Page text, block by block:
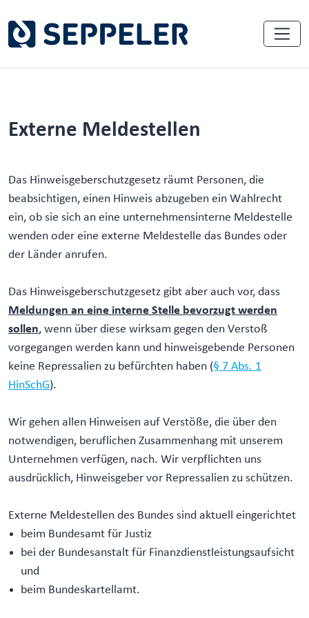
Externe Meldestellen
Das Hinweisgeberschutzgesetz räumt Personen, die
beabsichtigen, einen Hinweis abzugeben ein Wahlrecht
ein, ob sie sich an eine unternehmensinterne Meldestelle
wenden oder eine externe Meldestelle das Bundes oder
der Länder anrufen.
Das Hinweisgeberschutzgesetz gibt aber auch vor, dass
Meldungen an eine interne Stelle bevorzugt werden
sollen, wenn über diese wirksam gegen den Verstoß
vorgegangen werden kann und hinweisgebende Personen
keine Repressalien zu befürchten haben (§ 7 Abs. 1
HinSchG).
Wir gehen allen Hinweisen auf Verstöße, die über den
notwendigen, beruflichen Zusammenhang mit unserem
Unternehmen verfügen, nach. Wir verpflichten uns
ausdrücklich, Hinweisgeber vor Repressalien zu schützen.
Externe Meldestellen des Bundes sind aktuell eingerichtet
beim Bundesamt für Justiz
bei der Bundesanstalt für Finanzdienstleistungsaufsicht
und
beim Bundeskartellamt.